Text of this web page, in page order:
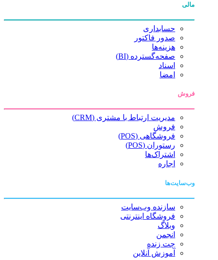
مالی
حسابداری
صدور فاکتور
هزینه‌ها
صفحه‌گسترده (BI)
اسناد
امضا
فروش
مدیریت ارتباط با مشتری (CRM)
فروش
فروشگاهی (POS)
رستوران (POS)
اشتراک‌ها
اجاره
وب‌سایت‌ها
سازنده وب‌سایت
فروشگاه اینترنتی
وبلاگ
انجمن
چت زنده
آموزش آنلاین